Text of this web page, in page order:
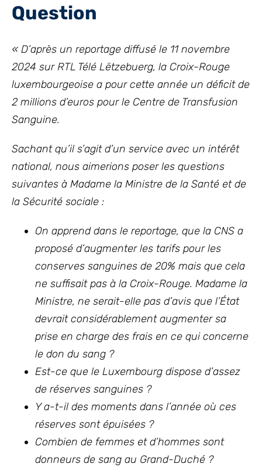
Question
« D’après un reportage diffusé le 11 novembre
2024 sur RTL Télé Lëtzebuerg, la Croix-Rouge
luxembourgeoise a pour cette année un déficit de
2 millions d’euros pour le Centre de Transfusion
Sanguine.
Sachant qu’il s’agit d’un service avec un intérêt
national, nous aimerions poser les questions
suivantes à Madame la Ministre de la Santé et de
la Sécurité sociale :
On apprend dans le reportage, que la CNS a
proposé d’augmenter les tarifs pour les
conserves sanguines de 20% mais que cela
ne suffisait pas à la Croix-Rouge. Madame la
Ministre, ne serait-elle pas d’avis que l’État
devrait considérablement augmenter sa
prise en charge des frais en ce qui concerne
le don du sang ?
Est-ce que le Luxembourg dispose d’assez
de réserves sanguines ?
Y a-t-il des moments dans l’année où ces
réserves sont épuisées ?
Combien de femmes et d’hommes sont
donneurs de sang au Grand-Duché ?